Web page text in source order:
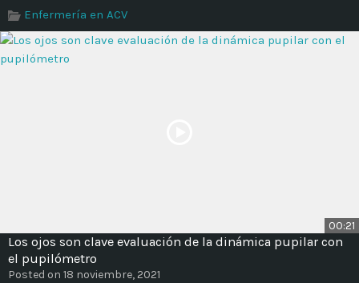
Enfermería en ACV
00:21
Los ojos son clave evaluación de la dinámica pupilar con
el pupilómetro
Posted on 18 noviembre, 2021